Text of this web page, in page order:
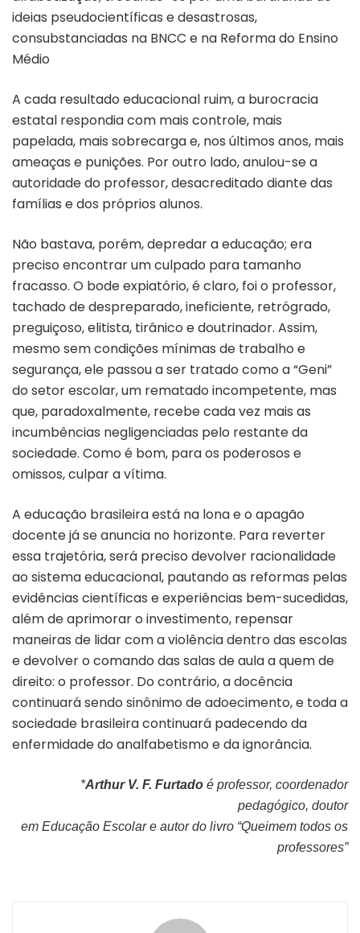
ideias pseudocientíficas e desastrosas,
consubstanciadas na BNCC e na Reforma do Ensino
Médio
A cada resultado educacional ruim, a burocracia
estatal respondia com mais controle, mais
papelada, mais sobrecarga e, nos últimos anos, mais
ameaças e punições. Por outro lado, anulou-se a
autoridade do professor, desacreditado diante das
famílias e dos próprios alunos.
Não bastava, porém, depredar a educação; era
preciso encontrar um culpado para tamanho
fracasso. O bode expiatório, é claro, foi o professor,
tachado de despreparado, ineficiente, retrógrado,
preguiçoso, elitista, tirânico e doutrinador. Assim,
mesmo sem condições mínimas de trabalho e
segurança, ele passou a ser tratado como a “Geni”
do setor escolar, um rematado incompetente, mas
que, paradoxalmente, recebe cada vez mais as
incumbências negligenciadas pelo restante da
sociedade. Como é bom, para os poderosos e
omissos, culpar a vítima.
A educação brasileira está na lona e o apagão
docente já se anuncia no horizonte. Para reverter
essa trajetória, será preciso devolver racionalidade
ao sistema educacional, pautando as reformas pelas
evidências científicas e experiências bem-sucedidas,
além de aprimorar o investimento, repensar
maneiras de lidar com a violência dentro das escolas
e devolver o comando das salas de aula a quem de
direito: o professor. Do contrário, a docência
continuará sendo sinônimo de adoecimento, e toda a
sociedade brasileira continuará padecendo da
enfermidade do analfabetismo e da ignorância.
*Arthur V. F. Furtado é professor, coordenador
pedagógico, doutor
em Educação Escolar e autor do livro “Queimem todos os
professores”